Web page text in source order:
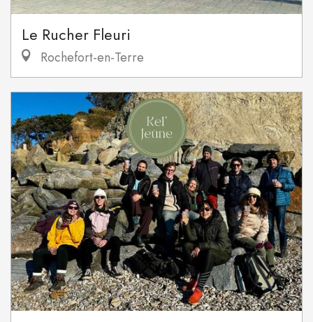
Le Rucher Fleuri
Rochefort-en-Terre